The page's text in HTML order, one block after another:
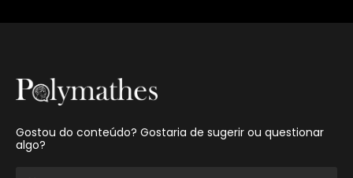
Gostou do conteúdo? Gostaria de sugerir ou questionar
algo?